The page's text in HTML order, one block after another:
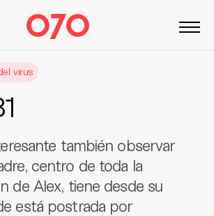
virus
también observar
centro de toda la
de Alex, tiene desde su
está postrada por